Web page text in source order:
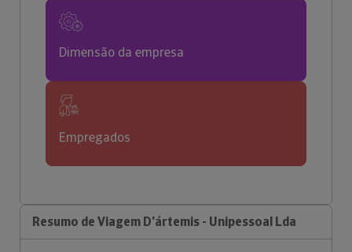
Dimensão da empresa
Empregados
Resumo de Viagem D'ártemis - Unipessoal Lda